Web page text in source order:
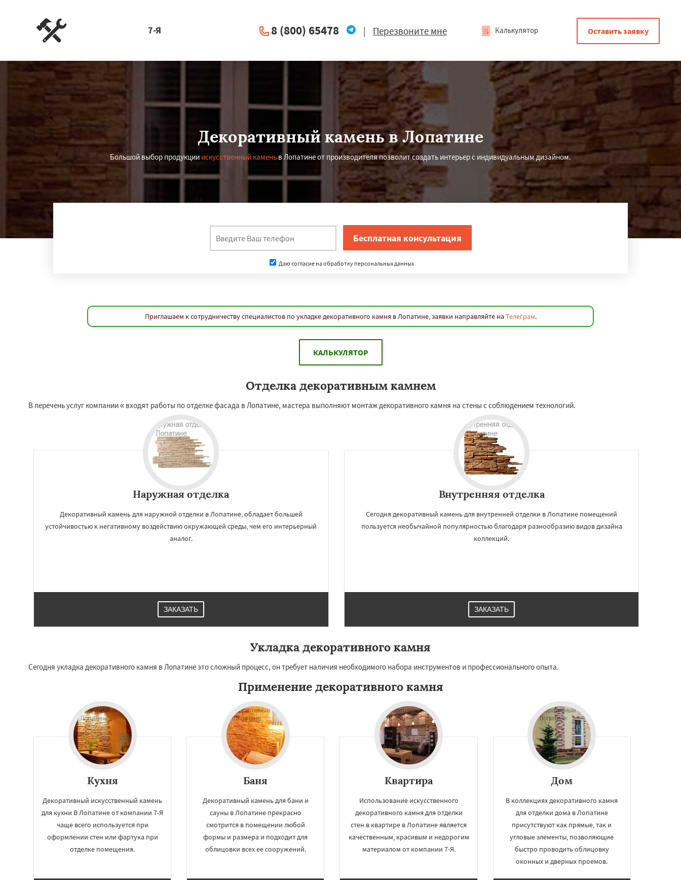
Работаем по
регионам
7-Я 8 (800) 65478 | Перезвоните мне Калькулятор Оставить заявку
Декоративный камень в Лопатине
Большой выбор продукции искусственный камень в Лопатине от производителя позволит создать интерьер с индивидуальным дизайном.
Даю согласие на обработку персональных данных
Приглашаем к сотрудничеству специалистов по укладке декоративного камня в Лопатине, заявки направляйте на Телеграм.
КАЛЬКУЛЯТОР
Отделка декоративным камнем
В перечень услуг компании « входят работы по отделке фасада в Лопатине, мастера выполняют монтаж декоративного камня на стены с соблюдением технологий.
Наружная отделка
Декоративный камень для наружной отделки в Лопатине, обладает большей
устойчивостью к негативному воздействию окружающей среды, чем его интерьерный
аналог.
ЗАКАЗАТЬ
Внутренняя отделка
Сегодня декоративный камень для внутренней отделки в Лопатине помещений
пользуется необычайной популярностью благодаря разнообразию видов дизайна
коллекций.
ЗАКАЗАТЬ
Укладка декоративного камня
Сегодня укладка декоративного камня в Лопатине это сложный процесс, он требует наличия необходимого набора инструментов и профессионального опыта.
Применение декоративного камня
Кухня
Декоративный искусственный камень
для кухни В Лопатине от компании 7-Я
чаще всего используется при
оформлении стен или фартука при
отделке помещения.
Баня
Декоративный камень для бани и
сауны в Лопатине прекрасно
смотрится в помещении любой
формы и размера и подходит для
облицовки всех ее сооружений.
Квартира
Использование искусственного
декоративного камня для отделки
стен в квартире в Лопатине является
качественным, красивым и недорогим
материалом от компании 7-Я.
Дом
В коллекциях декоративного камня
для отделки дома в Лопатине
присутствуют как прямые, так и
угловые элементы, позволяющие
быстро проводить облицовку
оконных и дверных проемов.
УЗНАТЬ ПОДРОБНЕЕ ×